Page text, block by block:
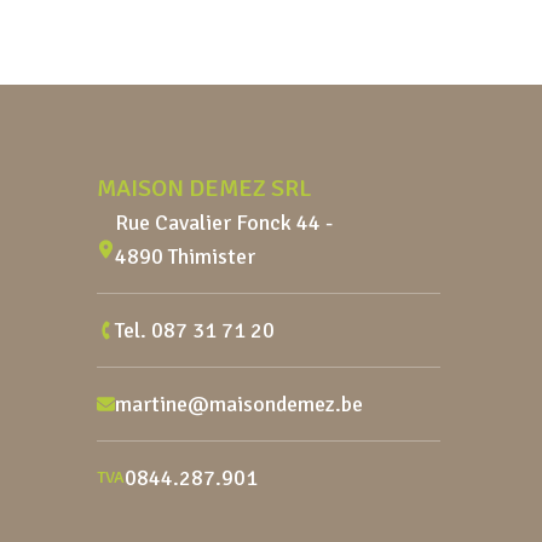
MAISON DEMEZ SRL
Rue Cavalier Fonck 44 -
4890 Thimister
Tel. 087 31 71 20
martine@maisondemez.be
TVA0844.287.901